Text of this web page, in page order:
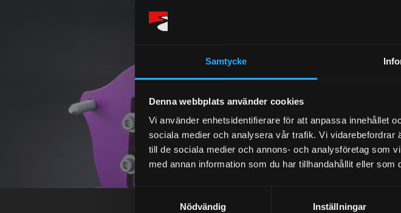
Samtycke
Denna webbplats använder cookies
Vi använder enhetsidentifierare för att anpassa innehållet
sociala medier och analysera vår trafik. Vi vidarebefordrar
till de sociala medier och annons- och analysföretag som
med annan information som du har tillhandahållit eller
Nödvändig Inställningar
Your personal information is